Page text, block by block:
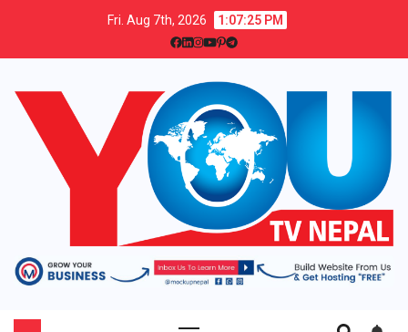
Fri. Aug 7th, 2026 1:07:26 PM